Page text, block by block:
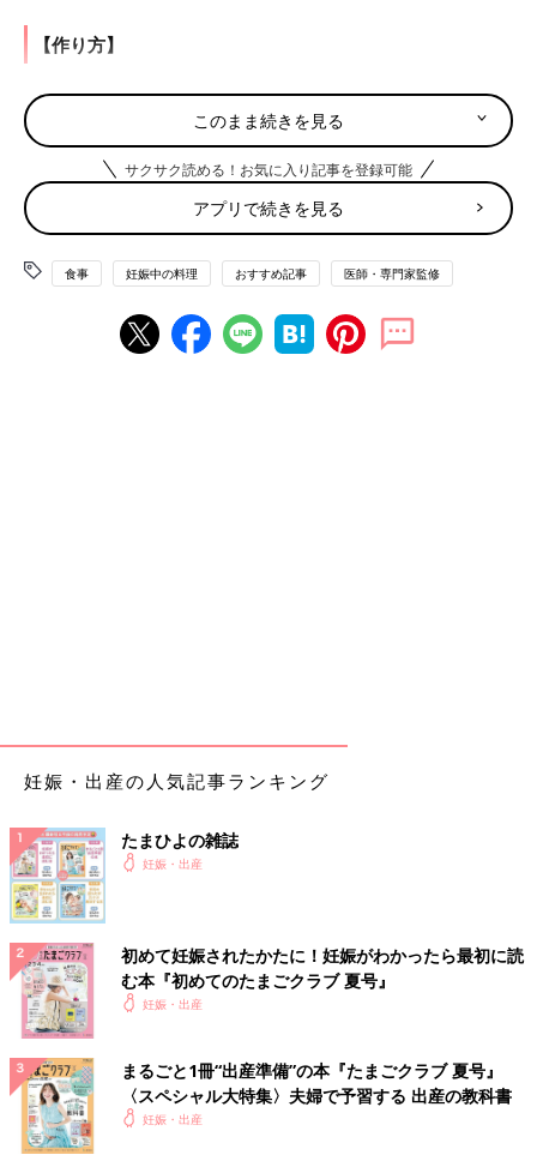
【作り方】
（1）玉ねぎは1cm厚さの輪切りにし、熱したフライパンにサラ
ダ油をひき、両面をこんがり焼く。
（2）（1）を器に盛り、ツナを散らし、よく混ぜ合わせたマヨネ
ーズとしょうゆをかける。
監修／浜内千波先生（ファミリークッキングスクール）
大人2人分】
妊婦ごはんは、パパにお願いするのもおすすめ
です。パパがちょっとお料理が苦手でも作れ
大人2人分】
妊娠中は、カロリーのコントロールが大切で
す。おいしくて栄養たっぷりな食材を使って、
食材を使うとお値段も抑えめになり、おすすめ
です。
焼きがつお、ブロッコリーのあえもの
【妊婦ごはん・大人2人分】
このまま続きを見る
サクサク読める！お気に入り記事を登録可能
アプリで続きを見る
食事 妊娠中の料理 おすすめ記事 医師・専門家監修
妊娠・出産の人気記事ランキング
たまひよの雑誌
妊娠・出産
初めて妊娠されたかたに！妊娠がわかったら最初に読
む本『初めてのたまごクラブ 夏号』
妊娠・出産
まるごと1冊“出産準備”の本『たまごクラブ 夏号』
〈スペシャル大特集〉夫婦で予習する 出産の教科書
妊娠・出産